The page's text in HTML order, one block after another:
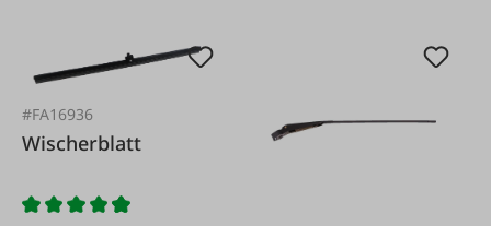
#FA16936
Wischerblatt